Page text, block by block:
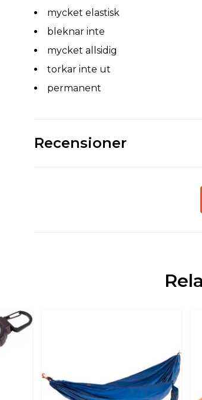
mycket elastisk
bleknar inte
mycket allsidig
torkar inte ut
permanent
Recensioner